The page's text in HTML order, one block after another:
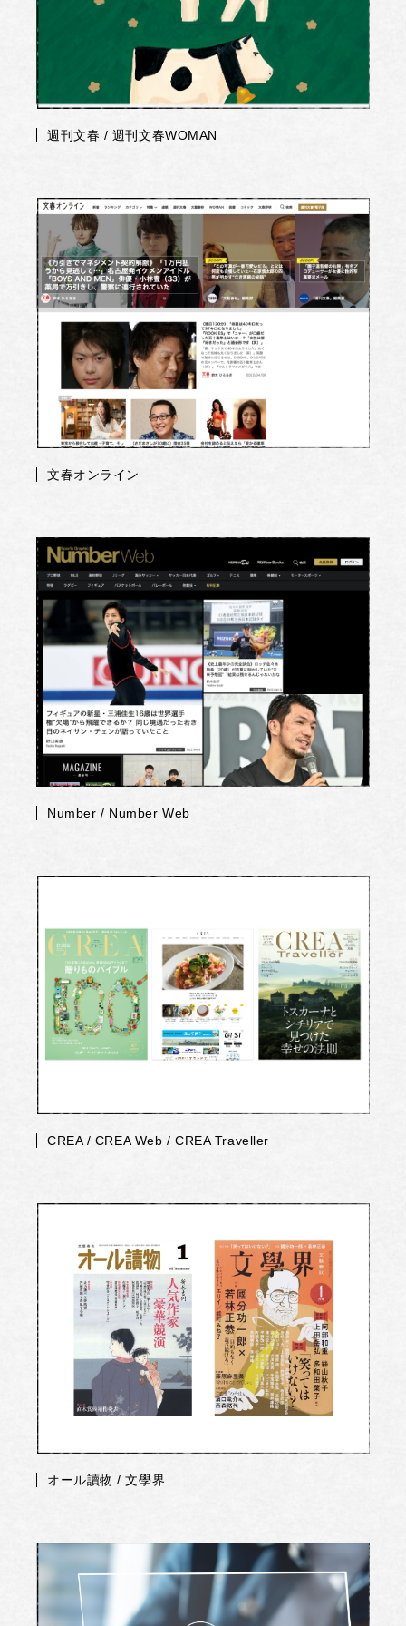
週刊文春 / 週刊文春WOMAN
文春オンライン
Number / Number Web
CREA / CREA Web / CREA Traveller
オール讀物 / 文學界